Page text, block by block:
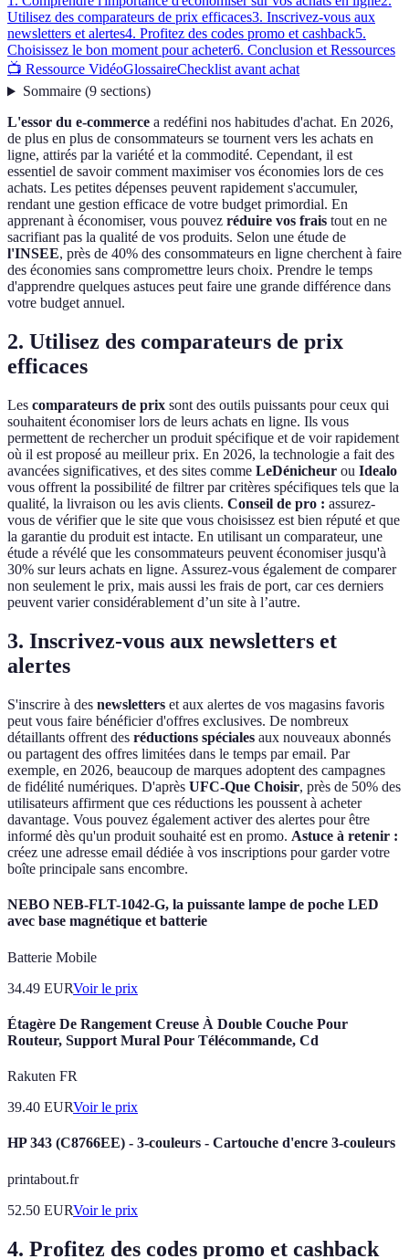
Utilisez des comparateurs de prix efficaces3. Inscrivez-vous aux
newsletters et alertes4. Profitez des codes promo et cashback5.
Choisissez le bon moment pour acheter6. Conclusion et Ressources
📺 Ressource VidéoGlossaireChecklist avant achat
Sommaire(9 sections)
L'essor du e-commerce a redéfini nos habitudes d'achat. En 2026,
de plus en plus de consommateurs se tournent vers les achats en
ligne, attirés par la variété et la commodité. Cependant, il est
essentiel de savoir comment maximiser vos économies lors de ces
achats. Les petites dépenses peuvent rapidement s'accumuler,
rendant une gestion efficace de votre budget primordial. En
apprenant à économiser, vous pouvez réduire vos frais tout en ne
sacrifiant pas la qualité de vos produits. Selon une étude de
l'INSEE, près de 40% des consommateurs en ligne cherchent à faire
des économies sans compromettre leurs choix. Prendre le temps
d'apprendre quelques astuces peut faire une grande différence dans
votre budget annuel.
2. Utilisez des comparateurs de prix
efficaces
Les comparateurs de prix sont des outils puissants pour ceux qui
souhaitent économiser lors de leurs achats en ligne. Ils vous
permettent de rechercher un produit spécifique et de voir rapidement
où il est proposé au meilleur prix. En 2026, la technologie a fait des
avancées significatives, et des sites comme LeDénicheur ou Idealo
vous offrent la possibilité de filtrer par critères spécifiques tels que la
qualité, la livraison ou les avis clients. Conseil de pro : assurez-
vous de vérifier que le site que vous choisissez est bien réputé et que
la garantie du produit est intacte. En utilisant un comparateur, une
étude a révélé que les consommateurs peuvent économiser jusqu'à
30% sur leurs achats en ligne. Assurez-vous également de comparer
non seulement le prix, mais aussi les frais de port, car ces derniers
peuvent varier considérablement d’un site à l’autre.
3. Inscrivez-vous aux newsletters et
alertes
S'inscrire à des newsletters et aux alertes de vos magasins favoris
peut vous faire bénéficier d'offres exclusives. De nombreux
détaillants offrent des réductions spéciales aux nouveaux abonnés
ou partagent des offres limitées dans le temps par email. Par
exemple, en 2026, beaucoup de marques adoptent des campagnes
de fidélité numériques. D'après UFC-Que Choisir, près de 50% des
utilisateurs affirment que ces réductions les poussent à acheter
davantage. Vous pouvez également activer des alertes pour être
informé dès qu'un produit souhaité est en promo. Astuce à retenir :
créez une adresse email dédiée à vos inscriptions pour garder votre
boîte principale sans encombre.
NEBO NEB-FLT-1042-G, la puissante lampe de poche LED
avec base magnétique et batterie
Batterie Mobile
34.49 EURVoir le prix
Étagère De Rangement Creuse À Double Couche Pour
Routeur, Support Mural Pour Télécommande, Cd
Rakuten FR
39.40 EURVoir le prix
HP 343 (C8766EE) - 3-couleurs - Cartouche d'encre 3-couleurs
printabout.fr
52.50 EURVoir le prix
4. Profitez des codes promo et cashback